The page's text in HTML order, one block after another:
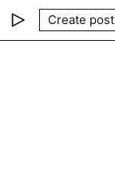
Create post